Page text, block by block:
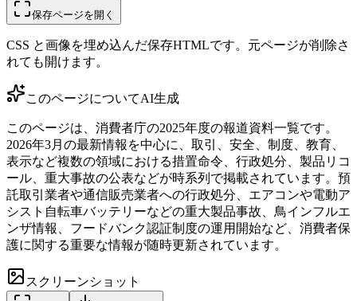
保存ページを開く
CSS と画像を埋め込んだ保存HTMLです。元ページが削除さ
れても開けます。
このページについてAI生成
このページは、消費者庁の2025年度の報道資料一覧です。
2026年3月の最新情報を中心に、取引、安全、制度、教育、
表示など複数の領域における措置命令、行政処分、製品リコ
ール、重大事故の公表などが時系列で掲載されています。預
託取引業者や通信販売業者への行政処分、エアコンや電動ア
シスト自転車バッテリーなどの重大製品事故、鳥インフルエ
ンザ情報、フードバンク認証制度の運用開始など、消費者保
護に関する重要な情報が随時更新されています。
スクリーンショット